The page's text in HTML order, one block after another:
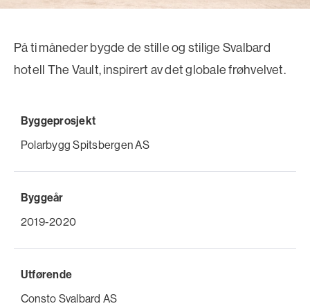
På ti måneder bygde de stille og stilige Svalbard
hotell The Vault, inspirert av det globale frøhvelvet.
Byggeprosjekt
Polarbygg Spitsbergen AS
Byggeår
2019-2020
Utførende
Consto Svalbard AS